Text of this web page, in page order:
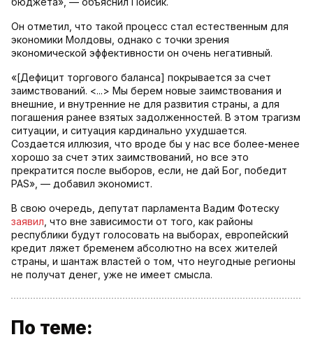
Он отметил, что такой процесс стал естественным для
экономики Молдовы, однако с точки зрения
экономической эффективности он очень негативный.
«[Дефицит торгового баланса] покрывается за счет
заимствований. <...> Мы берем новые заимствования и
внешние, и внутренние не для развития страны, а для
погашения ранее взятых задолженностей. В этом трагизм
ситуации, и ситуация кардинально ухудшается.
Создается иллюзия, что вроде бы у нас все более-менее
хорошо за счет этих заимствований, но все это
прекратится после выборов, если, не дай Бог, победит
PAS», — добавил экономист.
В свою очередь, депутат парламента Вадим Фотеску
заявил , что вне зависимости от того, как районы
республики будут голосовать на выборах, европейский
кредит ляжет бременем абсолютно на всех жителей
страны, и шантаж властей о том, что неугодные регионы
не получат денег, уже не имеет смысла.
По теме: